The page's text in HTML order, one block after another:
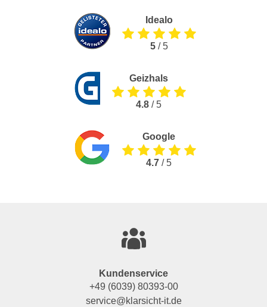
Idealo
5/ 5
Geizhals
4.8 / 5
Google
4.7 / 5
Kundenservice
+49 (6039) 80393-00
service@klarsicht-it.de